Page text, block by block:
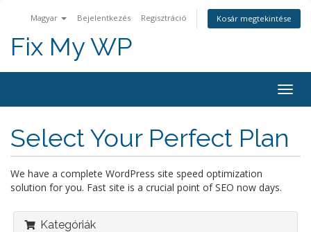
Magyar Bejelentkezés Regisztráció Kosár megtekintése
Fix My WP
a
Select Your Perfect Plan
We have a complete WordPress site speed optimization
solution for you. Fast site is a crucial point of SEO now days.
Kategóriák